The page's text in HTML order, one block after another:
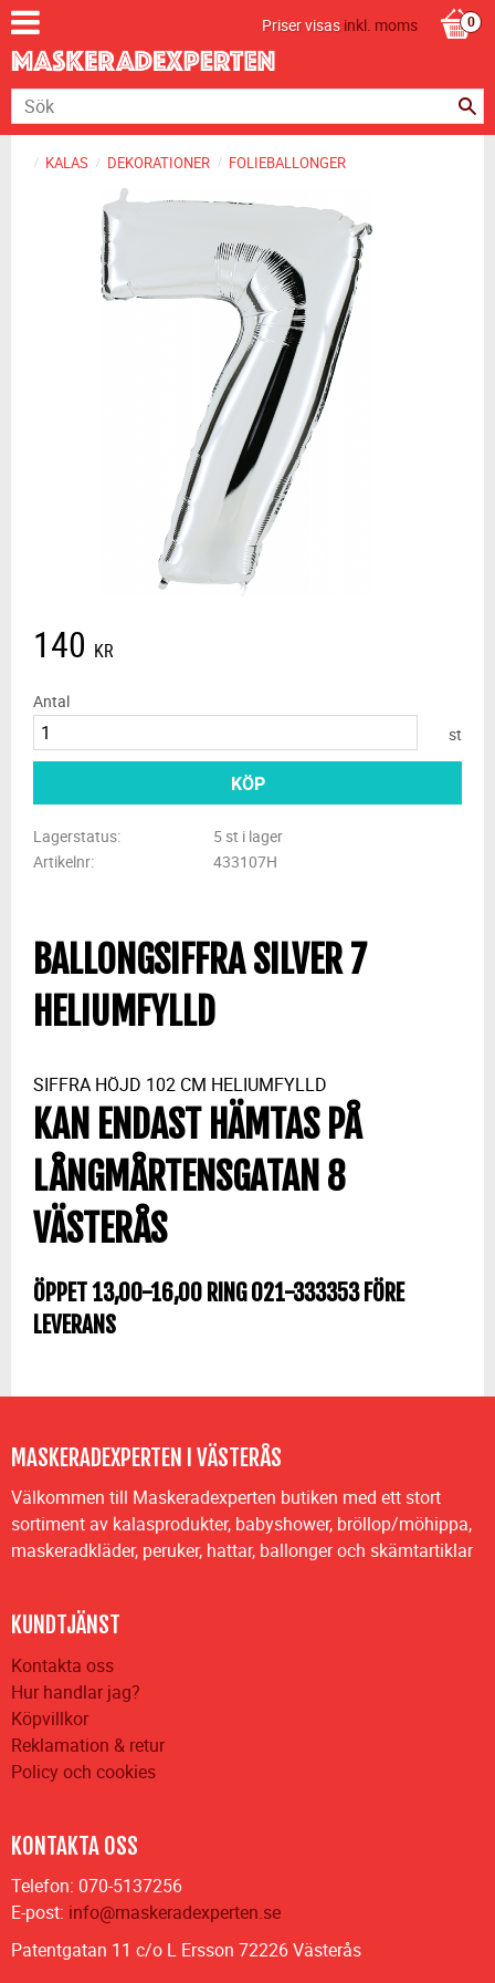
Priser visasinkl. moms
KALAS DEKORATIONER FOLIEBALLONGER
140 KR
Antal
st
KÖP
Lagerstatus
5 st i lager
Artikelnr
433107H
BALLONGSIFFRA SILVER 7
HELIUMFYLLD
SIFFRA HÖJD 102 CM HELIUMFYLLD
KAN ENDAST HÄMTAS PÅ
LÅNGMÅRTENSGATAN 8
VÄSTERÅS
ÖPPET 13,00-16,00 RING 021-333353 FÖRE
LEVERANS
MASKERADEXPERTEN I VÄSTERÅS
Välkommen till Maskeradexperten butiken med ett stort
sortiment av kalasprodukter, babyshower, bröllop/möhippa,
maskeradkläder, peruker, hattar, ballonger och skämtartiklar
KUNDTJÄNST
Kontakta oss
Hur handlar jag?
Köpvillkor
Reklamation & retur
Policy och cookies
KONTAKTA OSS
Telefon: 070-5137256
E-post: info@maskeradexperten.se
Patentgatan 11 c/o L Ersson 72226 Västerås